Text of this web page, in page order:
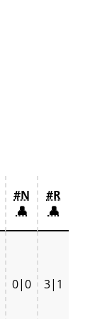
#N
👤
#R
👤
0|0 3|1